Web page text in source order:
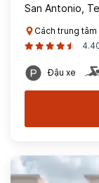
San Antonio,
Cách trung
Đậu xe